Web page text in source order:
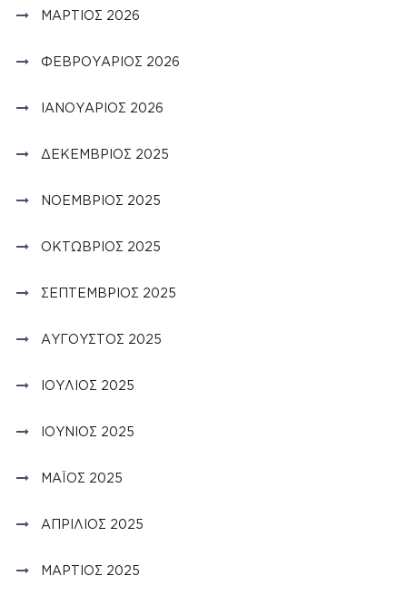
ΜΆΡΤΙΟΣ 2026
ΦΕΒΡΟΥΆΡΙΟΣ 2026
ΙΑΝΟΥΆΡΙΟΣ 2026
ΔΕΚΈΜΒΡΙΟΣ 2025
ΝΟΈΜΒΡΙΟΣ 2025
ΟΚΤΏΒΡΙΟΣ 2025
ΣΕΠΤΈΜΒΡΙΟΣ 2025
ΑΎΓΟΥΣΤΟΣ 2025
ΙΟΎΛΙΟΣ 2025
ΙΟΎΝΙΟΣ 2025
ΜΆΙΟΣ 2025
ΑΠΡΊΛΙΟΣ 2025
ΜΆΡΤΙΟΣ 2025